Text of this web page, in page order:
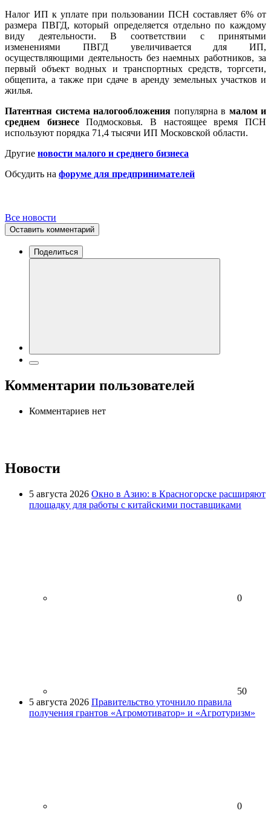
Налог ИП к уплате при пользовании ПСН составляет 6% от
размера ПВГД, который определяется отдельно по каждому
виду деятельности. В соответствии с принятыми
изменениями ПВГД увеличивается для ИП,
осуществляющими деятельность без наемных работников, за
первый объект водных и транспортных средств, торгсети,
общепита, а также при сдаче в аренду земельных участков и
жилья.
Патентная система налогообложения популярна в малом и
среднем бизнесеПодмосковья. В настоящее время ПСН
используют порядка 71,4 тысячи ИП Московской области.
Другие новости малого и среднего бизнеса
Обсудить на форуме для предпринимателей
Все новости
Оставить комментарий
Поделиться
Комментарии пользователей
Комментариев нет
Новости
5 августа 2026 Окно в Азию: в Красногорске расширяют
площадку для работы с китайскими поставщиками
0
50
5 августа 2026 Правительство уточнило правила
получения грантов «Агромотиватор» и «Агротуризм»
0